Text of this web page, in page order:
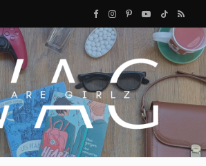
F
a
c
e
b
o
I
n
s
a
P
n
e
Y
o
u
u
T
i
k
R
S